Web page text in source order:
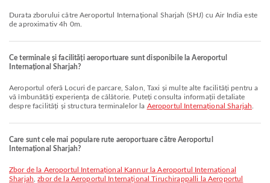
Durata zborului către Aeroportul Internațional Sharjah (SHJ) cu Air India este
de aproximativ 4h 0m.
Ce terminale și facilități aeroportuare sunt disponibile la Aeroportul
Internațional Sharjah?
Aeroportul oferă Locuri de parcare, Salon, Taxi și multe alte facilități pentru a
vă îmbunătăți experiența de călătorie. Puteți consulta informații detaliate
despre facilități și structura terminalelor la Aeroportul Internațional Sharjah
Care sunt cele mai populare rute aeroportuare către Aeroportul
Internațional Sharjah?
zbor de la Aeroportul Internațional Kannur la Aeroportul Internațional
Sharjah ,zbor de la Aeroportul Internațional Tiruchirappalli la Aeroportul